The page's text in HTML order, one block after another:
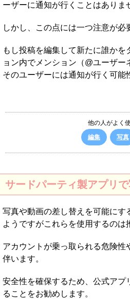
ーザーに通知が行くことはありま
しかし、この点には一つ注意が必
もし投稿を編集して新たに誰かを
ョン内でメンション（@ユーザー
そのユーザーには通知が行く可能
他の人がよく
編集
写真
サードパーティ製アプリ
写真や動画の差し替えを可能にす
ようですがこれらを使用するのは
アカウントが乗っ取られる危険性
伴います。
安全性を確保するため、公式アプ
ることをお勧めします。